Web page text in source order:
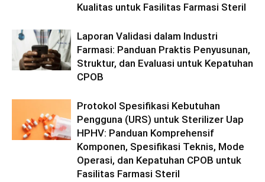
Kualitas untuk Fasilitas Farmasi Steril
Laporan Validasi dalam Industri
Farmasi: Panduan Praktis Penyusunan,
Struktur, dan Evaluasi untuk Kepatuhan
CPOB
Protokol Spesifikasi Kebutuhan
Pengguna (URS) untuk Sterilizer Uap
HPHV: Panduan Komprehensif
Komponen, Spesifikasi Teknis, Mode
Operasi, dan Kepatuhan CPOB untuk
Fasilitas Farmasi Steril